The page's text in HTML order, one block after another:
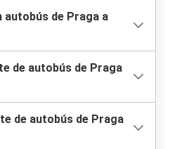
autobús de Praga a
de autobús de Praga
de autobús de Praga